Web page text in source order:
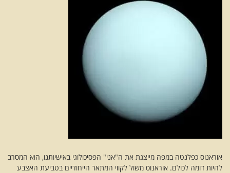
אוראנוס כפלנטה במפה מייצגת את ה"אני" הפסיכולוגי באישיותנו, הוא המסרב
להיות דומה לכולם. אוראנוס משול לקווי המתאר הייחודיים בטביעת האצבע